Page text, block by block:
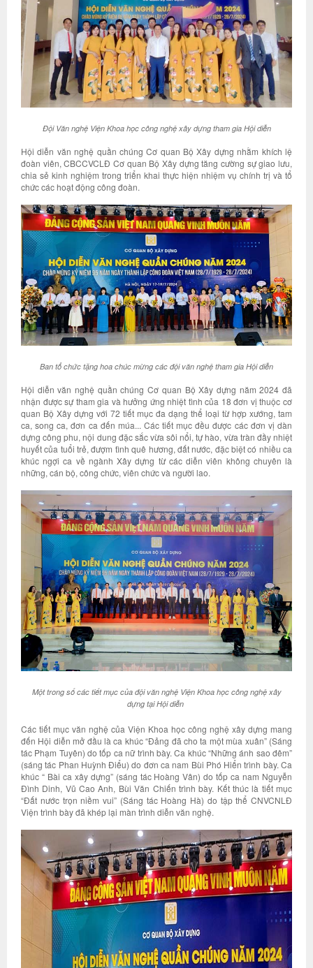
Đội Văn nghệ Viện Khoa học công nghệ xây dựng tham gia Hội diễn
Hội diễn văn nghệ quần chúng Cơ quan Bộ Xây dựng nhằm khích lệ
đoàn viên, CBCCVCLĐ Cơ quan Bộ Xây dựng tăng cường sự giao lưu,
chia sẻ kinh nghiệm trong triển khai thực hiện nhiệm vụ chính trị và tổ
chức các hoạt động công đoàn.
Ban tổ chức tặng hoa chúc mừng các đội văn nghệ tham gia Hội diễn
Hội diễn văn nghệ quần chúng Cơ quan Bộ Xây dựng năm 2024 đã
nhận được sự tham gia và hưởng ứng nhiệt tình của 18 đơn vị thuộc cơ
quan Bộ Xây dựng với 72 tiết mục đa dạng thể loại từ hợp xướng, tam
ca, song ca, đơn ca đến múa... Các tiết mục đều được các đơn vị dàn
dựng công phu, nội dung đặc sắc vừa sôi nổi, tự hào, vừa tràn đầy nhiệt
huyết của tuổi trẻ, đượm tình quê hương, đất nước, đặc biệt có nhiều ca
khúc ngợi ca về ngành Xây dựng từ các diễn viên không chuyên là
những, cán bộ, công chức, viên chức và người lao.
Một trong số các tiết mục của đội văn nghệ Viện Khoa học công nghệ xây
dựng tại Hội diễn
Các tiết mục văn nghệ của Viện Khoa học công nghệ xây dựng mang
đến Hội diễn mở đầu là ca khúc “Đảng đã cho ta một mùa xuân” (Sáng
tác Phạm Tuyên) do tốp ca nữ trình bày. Ca khúc “Những ánh sao đêm”
(sáng tác Phan Huỳnh Điểu) do đơn ca nam Bùi Phó Hiển trình bày. Ca
khúc “ Bài ca xây dựng” (sáng tác Hoàng Vân) do tốp ca nam Nguyễn
Đình Dinh, Vũ Cao Anh, Bùi Văn Chiến trình bày. Kết thúc là tiết mục
“Đất nước trọn niềm vui” (Sáng tác Hoàng Hà) do tập thể CNVCNLĐ
Viện trình bày đã khép lại màn trình diễn văn nghệ.